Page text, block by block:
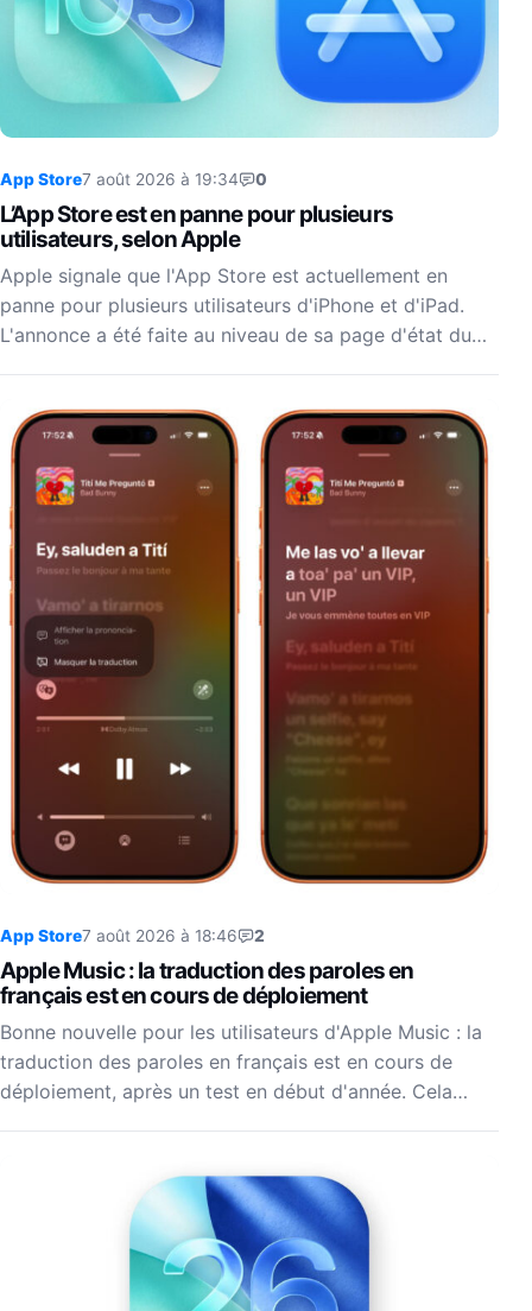
App Store7 août 2026 à 19:34 0
L’App Store est en panne pour plusieurs
utilisateurs, selon Apple
Apple signale que l'App Store est actuellement en
panne pour plusieurs utilisateurs d'iPhone et d'iPad.
L'annonce a été faite au niveau de sa page d'état du…
App Store7 août 2026 à 18:46 2
Apple Music : la traduction des paroles en
français est en cours de déploiement
Bonne nouvelle pour les utilisateurs d'Apple Music : la
traduction des paroles en français est en cours de
déploiement, après un test en début d'année. Cela…